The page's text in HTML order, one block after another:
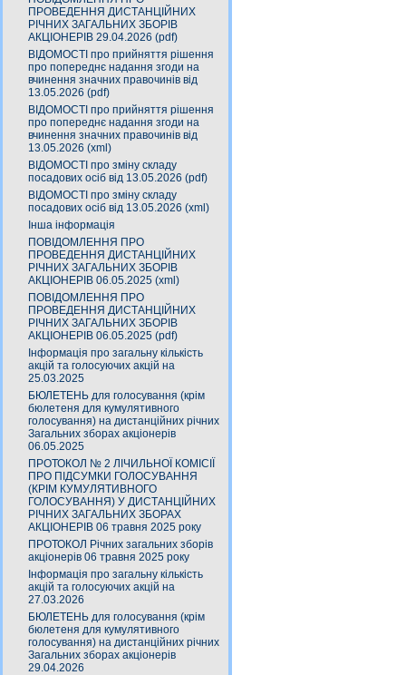
ПРОВЕДЕННЯ ДИСТАНЦІЙНИХ
РІЧНИХ ЗАГАЛЬНИХ ЗБОРІВ
АКЦІОНЕРІВ 29.04.2026 (pdf)
ВІДОМОСТІ про прийняття рішення
про попереднє надання згоди на
вчинення значних правочинів від
13.05.2026 (pdf)
ВІДОМОСТІ про прийняття рішення
про попереднє надання згоди на
вчинення значних правочинів від
13.05.2026 (xml)
ВІДОМОСТІ про зміну складу
посадових осіб від 13.05.2026 (pdf)
ВІДОМОСТІ про зміну складу
посадових осіб від 13.05.2026 (xml)
Інша інформація
ПОВІДОМЛЕННЯ ПРО
ПРОВЕДЕННЯ ДИСТАНЦІЙНИХ
РІЧНИХ ЗАГАЛЬНИХ ЗБОРІВ
АКЦІОНЕРІВ 06.05.2025 (xml)
ПОВІДОМЛЕННЯ ПРО
ПРОВЕДЕННЯ ДИСТАНЦІЙНИХ
РІЧНИХ ЗАГАЛЬНИХ ЗБОРІВ
АКЦІОНЕРІВ 06.05.2025 (pdf)
Інформація про загальну кількість
акцій та голосуючих акцій на
25.03.2025
БЮЛЕТЕНЬ для голосування (крім
бюлетеня для кумулятивного
голосування) на дистанційних річних
Загальних зборах акціонерів
06.05.2025
ПРОТОКОЛ № 2 ЛІЧИЛЬНОЇ КОМІСІЇ
ПРО ПІДСУМКИ ГОЛОСУВАННЯ
(КРІМ КУМУЛЯТИВНОГО
ГОЛОСУВАННЯ) У ДИСТАНЦІЙНИХ
РІЧНИХ ЗАГАЛЬНИХ ЗБОРАХ
АКЦІОНЕРІВ 06 травня 2025 року
ПРОТОКОЛ Річних загальних зборів
акціонерів 06 травня 2025 року
Інформація про загальну кількість
акцій та голосуючих акцій на
27.03.2026
БЮЛЕТЕНЬ для голосування (крім
бюлетеня для кумулятивного
голосування) на дистанційних річних
Загальних зборах акціонерів
29.04.2026